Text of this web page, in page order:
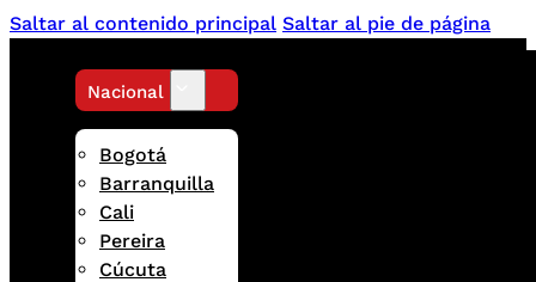
Saltar al contenido principal Saltar al pie de página
Nacional
Bogotá
Barranquilla
Cali
Pereira
Cúcuta